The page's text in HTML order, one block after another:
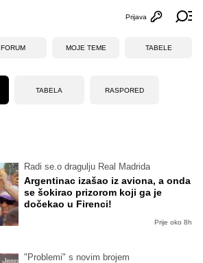
Otvori
Prijava
FORUM MOJE TEME TABELE
TABELA RASPORED
Radi se.o dragulju Real Madrida
Argentinac izašao iz aviona, a onda
se šokirao prizorom koji ga je
dočekao u Firenci!
Prije oko 8h
"Problemi" s novim brojem